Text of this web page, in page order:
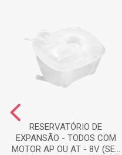
RESERVATÓRIO DE
EXPANSÃO - TODOS COM
MOTOR AP OU AT - 8V (SE...